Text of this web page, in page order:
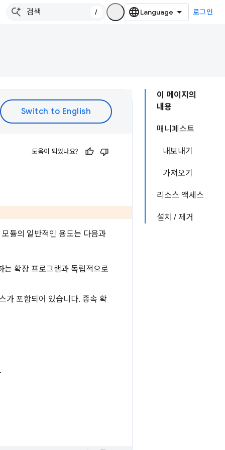
/ 로그인
이 페이지의
내용
매니페스트
내보내기
가져오기
리소스 액세스
설치 / 제거
도움이 되었나요?
듈의 일반적인 용도는 다음과
확장 프로그램과 독립적으로
가 포함되어 있습니다. 종속 확